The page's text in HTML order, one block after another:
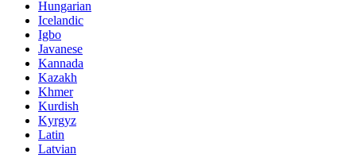
Hungarian
Icelandic
Igbo
Javanese
Kannada
Kazakh
Khmer
Kurdish
Kyrgyz
Latin
Latvian